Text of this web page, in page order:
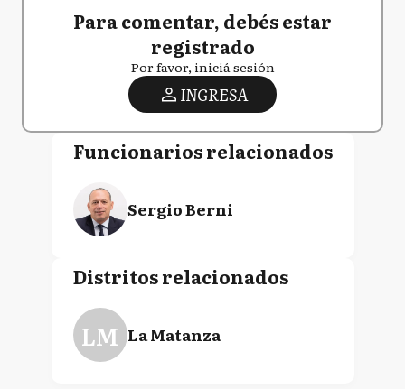
Para comentar, debés estar
registrado
Por favor, iniciá sesión
INGRESA
Funcionarios relacionados
Sergio Berni
Distritos relacionados
LM La Matanza